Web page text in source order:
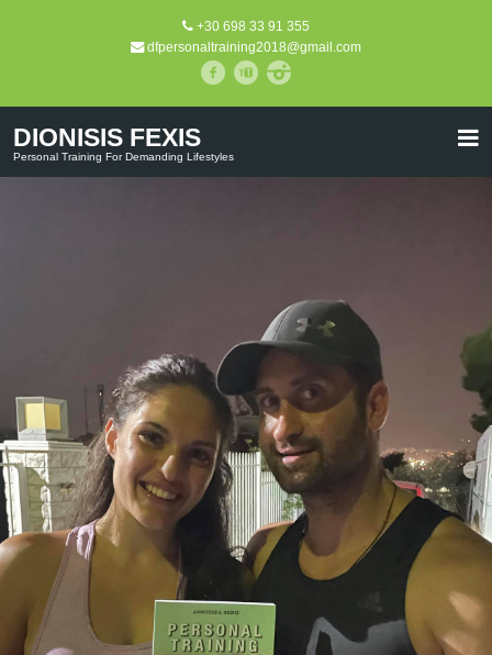
+30 698 33 91 355
dfpersonaltraining2018@gmail.com
DIONISIS FEXIS
Personal Training For Demanding Lifestyles